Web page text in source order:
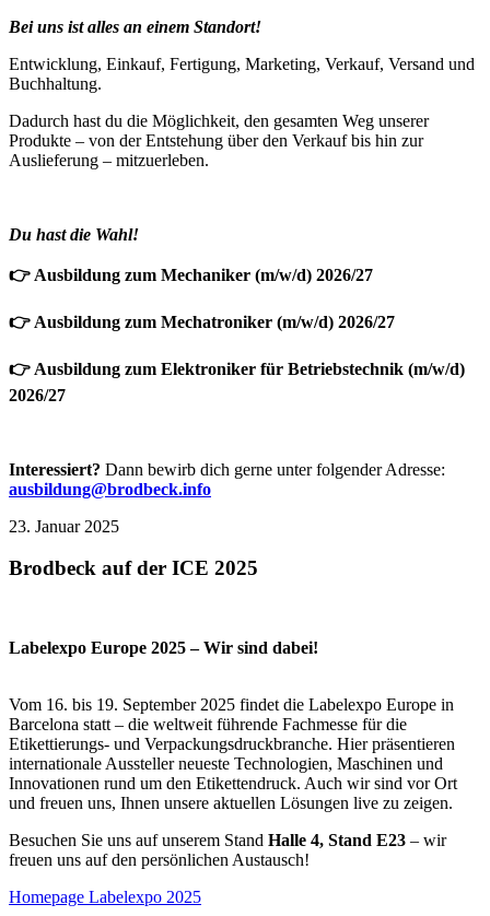
Bei uns ist alles an einem Standort!
Entwicklung, Einkauf, Fertigung, Marketing, Verkauf, Versand und
Buchhaltung.
Dadurch hast du die Möglichkeit, den gesamten Weg unserer
Produkte – von der Entstehung über den Verkauf bis hin zur
Auslieferung – mitzuerleben.
Du hast die Wahl!
👉 Ausbildung zum Mechaniker (m/w/d) 2026/27
👉 Ausbildung zum Mechatroniker (m/w/d) 2026/27
👉 Ausbildung zum Elektroniker für Betriebstechnik (m/w/d)
2026/27
Interessiert? Dann bewirb dich gerne unter folgender Adresse:
ausbildung@brodbeck.info
23. Januar 2025
Brodbeck auf der ICE 2025
Labelexpo Europe 2025 – Wir sind dabei!
Vom 16. bis 19. September 2025 findet die Labelexpo Europe in
Barcelona statt – die weltweit führende Fachmesse für die
Etikettierungs- und Verpackungsdruckbranche. Hier präsentieren
internationale Aussteller neueste Technologien, Maschinen und
Innovationen rund um den Etikettendruck. Auch wir sind vor Ort
und freuen uns, Ihnen unsere aktuellen Lösungen live zu zeigen.
Besuchen Sie uns auf unserem Stand Halle 4, Stand E23 – wir
freuen uns auf den persönlichen Austausch!
Homepage Labelexpo 2025